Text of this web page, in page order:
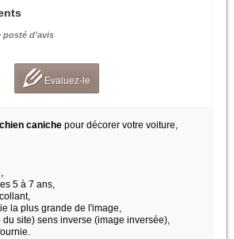
posté d'avis
Evaluez-le
caniche pour décorer votre voiture,
5 à 7 ans,
la plus grande de l'image,
site) sens inverse (image inversée),